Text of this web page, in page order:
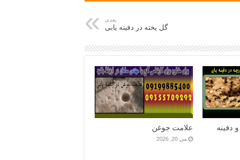
بعدی
گل پخته در دفینه یابی
دفینه علامت جوغن
می 20, 2026